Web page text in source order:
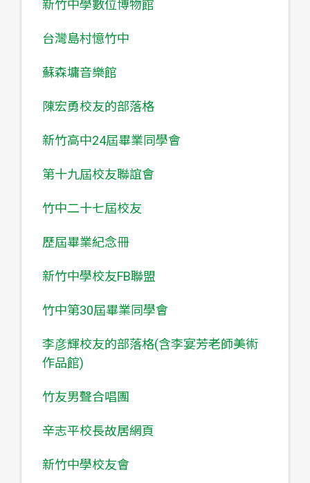
新竹中學數位博物館
台灣島村憶竹中
蘇森墉音樂館
陳宏勇校友的部落格
新竹高中24屆畢業同學會
第十九屆校友聯誼會
竹中二十七屆校友
歷屆畢業紀念冊
新竹中學校友FB聯盟
竹中第30屆畢業同學會
李彦輝校友的部落格(含李宴芳老師美術
作品館)
竹友男聲合唱團
辛志平校長故居網頁
新竹中學校友會